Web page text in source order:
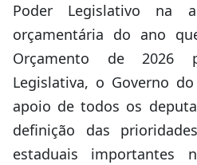
Poder Legislativo na
orçamentária do ano
Orçamento de 2026
Legislativa, o Governo
apoio de todos os
definição das
estaduais importantes